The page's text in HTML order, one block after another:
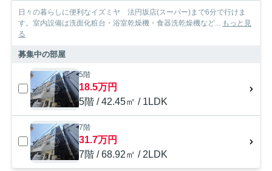
日々の暮らしに便利なイズミヤ 法円坂店(スーパー)まで6分で行けま
す。室内設備は洗面化粧台・浴室乾燥機・食器洗乾燥機など... もっと見
る
募集中の部屋
5階
18.5万円
5階 / 42.45㎡ / 1LDK
7階
31.7万円
7階 / 68.92㎡ / 2LDK